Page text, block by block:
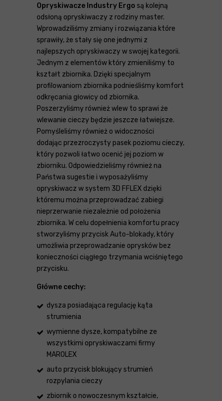
Opryskiwacze Industry Ergo są kolejną
odsłoną opryskiwaczy z rodziny master.
Wprowadziliśmy zmiany i rozwiązania które
sprawiły, że stały się one jednymi z
najlepszych opryskiwaczy w swojej kategorii.
Jednym z elementów który zmieniliśmy to
kształt zbiornika. Dzięki specjalnym
profilowaniom zbiornika podnieśliśmy komfort
odkręcania głowicy od zbiornika.
Poszerzyliśmy również wlew to sprawi że
wlewanie cieczy będzie jeszcze łatwiejsze.
Pomyśleliśmy również o widoczności
dodając przezroczysty pasek poziomu cieczy,
który pozwoli łatwo ocenić jej poziom w
zbiorniku. Odpowiedzieliśmy również na
Państwa sugestie i wyposażyliśmy
opryskiwacz w system 3D FFLEX dzięki
któremu można przeprowadzać zabiegi
nieprzerwanie niezależnie od położenia
zbiornika. W celu dopełnienia komfortu pracy
stworzyliśmy przycisk Auto-blokady, który
umożliwia przeprowadzanie oprysków bez
konieczności ciągłego trzymania wciśniętego
przycisku.
Główne cechy:
dysza posiadająca regulację kąta
strumienia
wymienne dysze, kompatybilne ze
wszystkimi opryskiwaczami firmy
MAROLEX
auto przycisk blokujący strumień
rozpylania cieczy
zbiornik o nowoczesnym kształcie,